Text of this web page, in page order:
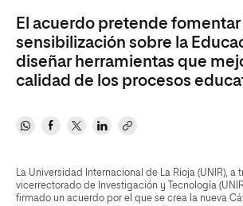
El acuerdo pretende fomentar
sensibilización sobre la
diseñar herramientas que
calidad de los procesos
La Universidad Internacional de La Rioja (UNIR), a
vicerrectorado de Investigación y Tecnología
firmado un acuerdo por el que se crea la nueva